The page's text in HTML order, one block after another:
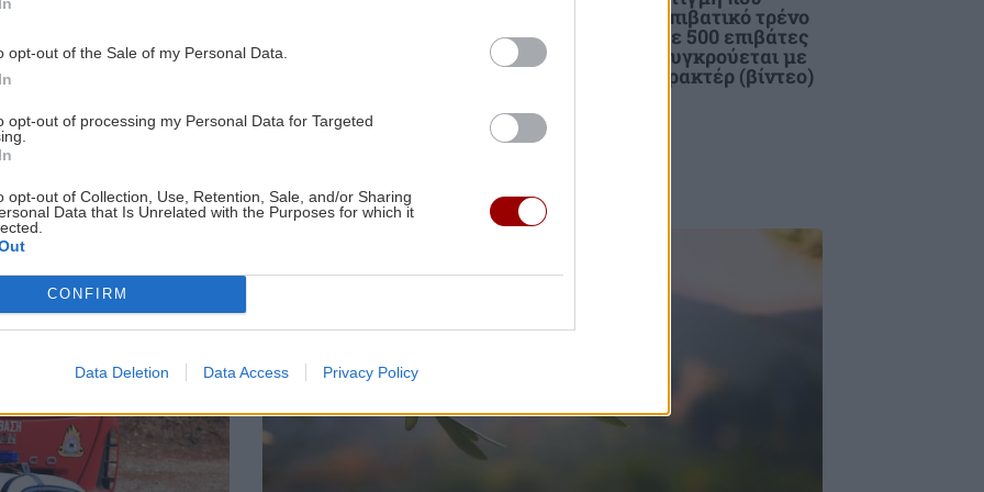
opt-out of the Sale of my Personal Data.
opt-out of processing my Personal Data for Targeted
opt-out of Collection, Use, Retention, Sale, and/or Sharing
Data that Is Unrelated with the Purposes for which it
CONFIRM
Data Deletion Data Access Privacy Policy
-
αποθέωση για τον "Καποδίστρια" του
δομή φιλοξενίας μεταναστών στους
ΑΘΛΗΤΙΚΑ
Τορόντο: Νικηφόρα πρεμιέρα για τη
08:08
ΑΘΛΗΤΙΚΑ
ΠΑΟΚ – Άντερλεχτ στις 21:00: Για το
προβάδισμα πρόκρισης στα πλέι οφ
μετεγκατάσκαση
Ευρώπη!
επιβατικό τρένο
με 500 επιβάτες
συγκρούεται με
τρακτέρ (βίντεο)